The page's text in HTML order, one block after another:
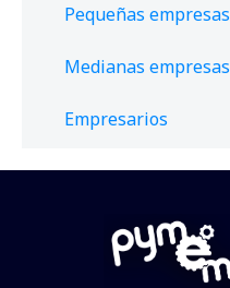
Pequeñas empresas
Medianas empresas
Empresarios